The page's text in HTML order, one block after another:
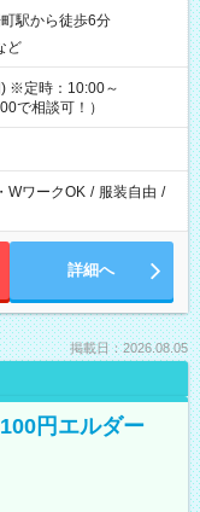
駅から徒歩6分
ど
※定時：10:00～
で相談可！）
WワークOK / 服装自由 /
詳細へ
掲載日：2026.08.05
円エルダー